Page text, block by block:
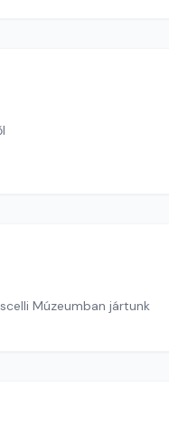
Múzeumban jártunk